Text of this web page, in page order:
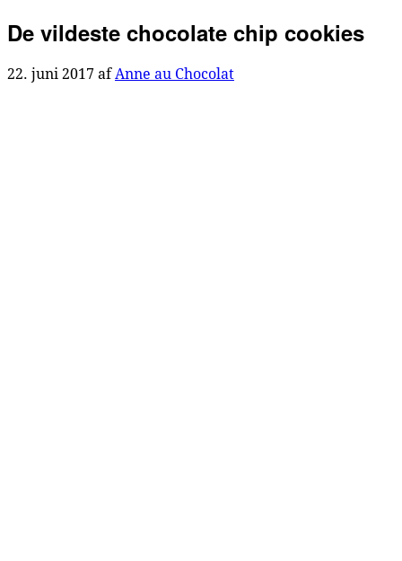
De vildeste chocolate chip cookies
22. juni 2017 afAnne au Chocolat